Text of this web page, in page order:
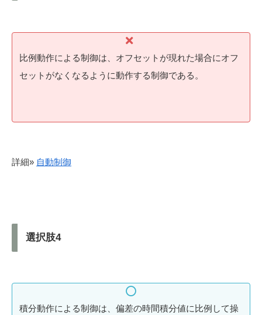
比例動作による制御は、オフセットが現れた場合にオフ
セットがなくなるように動作する制御である。
詳細» 自動制御
選択肢4
積分動作による制御は、偏差の時間積分値に比例して操